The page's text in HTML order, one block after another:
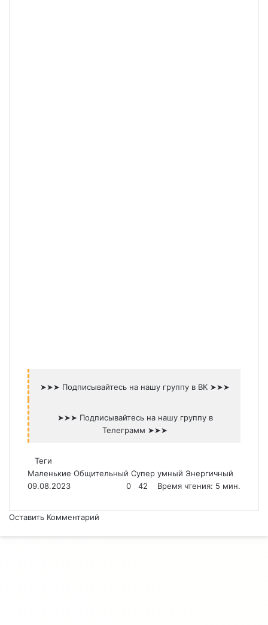
➤➤➤ Подписывайтесь на нашу группу в ВК ➤➤➤
➤➤➤ Подписывайтесь на нашу группу в
Телеграмм ➤➤➤
Теги
Маленькие Общительный Супер умный Энергичный
09.08.2023
0 42 Время чтения: 5 мин.
Оставить Комментарий